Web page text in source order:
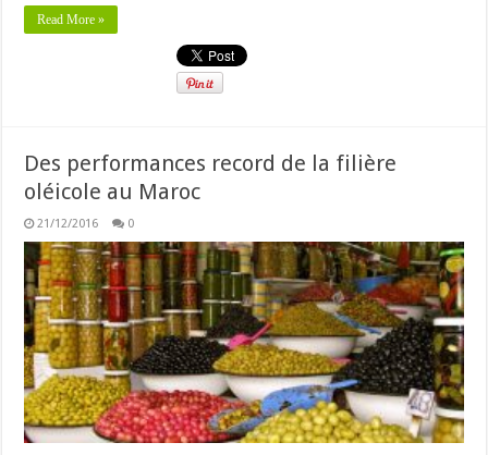
Read More »
Des performances record de la filière
oléicole au Maroc
21/12/2016 0